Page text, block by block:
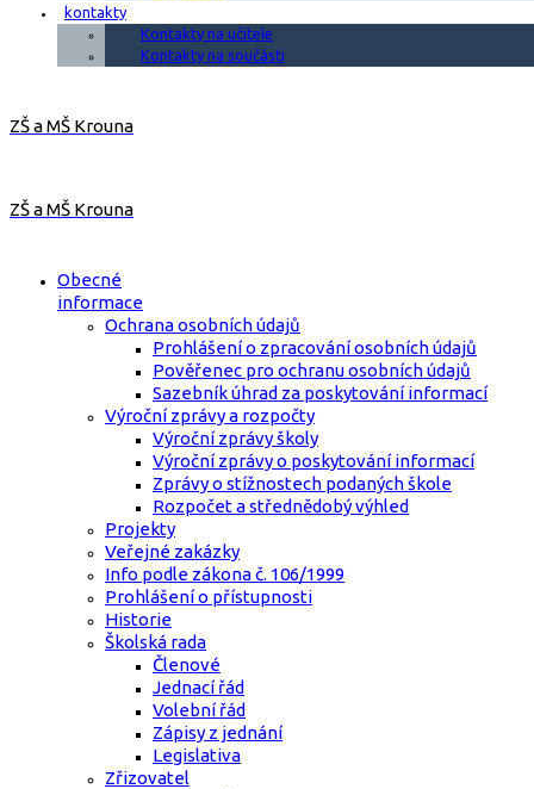
kontakty
Kontakty na učitele
Kontakty na součásti
ZŠ a MŠ Krouna
ZŠ a MŠ Krouna
Obecné
informace
Ochrana osobních údajů
Prohlášení o zpracování osobních údajů
Pověřenec pro ochranu osobních údajů
Sazebník úhrad za poskytování informací
Výroční zprávy a rozpočty
Výroční zprávy školy
Výroční zprávy o poskytování informací
Zprávy o stížnostech podaných škole
Rozpočet a střednědobý výhled
Projekty
Veřejné zakázky
Info podle zákona č. 106/1999
Prohlášení o přístupnosti
Historie
Školská rada
Členové
Jednací řád
Volební řád
Zápisy z jednání
Legislativa
Zřizovatel